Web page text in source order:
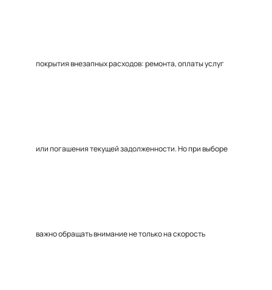
покрытия внезапных расходов: ремонта, оплаты услуг
или погашения текущей задолженности. Но при выборе
важно обращать внимание не только на скорость